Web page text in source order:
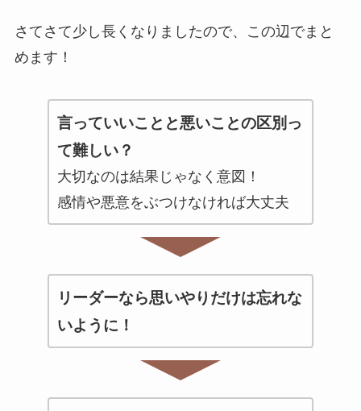
さてさて少し長くなりましたので、この辺でまと
めます！
言っていいことと悪いことの区別っ
て難しい？
大切なのは結果じゃなく意図！
感情や悪意をぶつけなければ大丈夫
リーダーなら思いやりだけは忘れな
いように！